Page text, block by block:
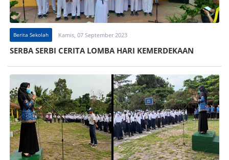
Berita Sekolah Kamis, 07 September 2023
SERBA SERBI CERITA LOMBA HARI KEMERDEKAAN